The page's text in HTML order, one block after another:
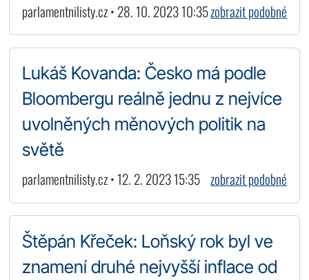
parlamentnilisty.cz • 28. 10. 2023 10:35zobrazit podobné
Lukáš Kovanda: Česko má podle
Bloombergu reálně jednu z nejvíce
uvolněných měnových politik na
světě
parlamentnilisty.cz • 12. 2. 2023 15:35 zobrazit podobné
Štěpán Křeček: Loňský rok byl ve
znamení druhé nejvyšší inflace od